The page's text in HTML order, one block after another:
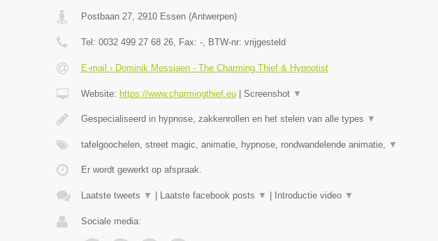
Postbaan 27, 2910 Essen(Antwerpen)
Tel: 0032 499 27 68 26, Fax: -, BTW-nr: vrijgesteld
E-mail › Dominik Messiaen - The Charming Thief & Hypnotist
Website: https://www.charmingthief.eu| Screenshot ▼
Gespecialiseerd in hypnose, zakkenrollen en het stelen van alle types ▼
tafelgoochelen, street magic, animatie, hypnose, rondwandelende animatie, ▼
Er wordt gewerkt op afspraak.
Laatste tweets ▼ Laatste facebook posts ▼ Introductie video ▼
Sociale media: